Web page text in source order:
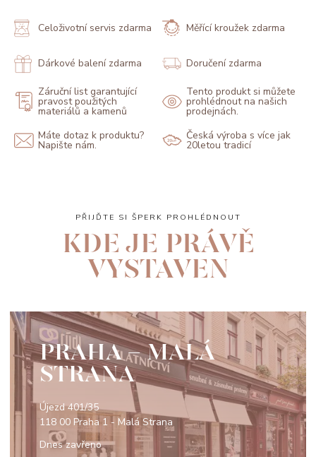
Celoživotní servis zdarma Měřící kroužek zdarma
Dárkové balení zdarma Doručení zdarma
Záruční list garantující
pravost použitých
materiálů a kamenů
Tento produkt si můžete
prohlédnout na našich
prodejnách.
Máte dotaz k produktu?
Napište nám.
Česká výroba s více jak
20letou tradicí
PŘIJĎTE SI ŠPERK PROHLÉDNOUT
KDE JE PRÁVĚ
VYSTAVEN
PRAHA - MALÁ
STRANA
Újezd 401/35
118 00 Praha 1 - Malá Strana
Dnes zavřeno